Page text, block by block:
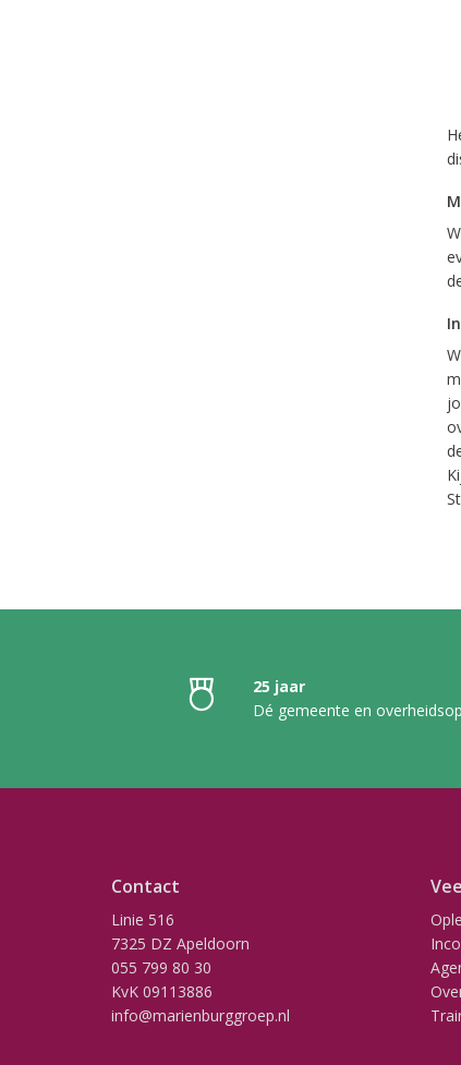
25 jaar
Dé gemeente en
Contact
Linie 516
7325 DZ Apeldoorn
055 799 80 30
KvK 09113886
info@marienburggroep.nl